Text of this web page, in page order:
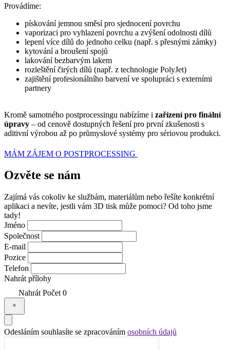
Provádíme:
pískování jemnou směsí pro sjednocení povrchu
vaporizaci pro vyhlazení povrchu a zvýšení odolnosti dílů
lepení více dílů do jednoho celku (např. s přesnými zámky)
kytování a broušení spojů
lakování bezbarvým lakem
rozleštění čirých dílů (např. z technologie PolyJet)
zajištění profesionálního barvení ve spolupráci s externími
partnery
Kromě samotného postprocessingu nabízíme i zařízení pro finální
úpravy – od cenově dostupných řešení pro první zkušenosti s
aditivní výrobou až po průmyslové systémy pro sériovou produkci.
MÁM ZÁJEM O POSTPROCESSING
Ozvěte se nám
Zajímá vás cokoliv ke službám, materiálům nebo řešíte konkrétní
aplikaci a nevíte, jestli vám 3D tisk může pomoci? Od toho jsme
tady!
Jméno
Společnost
E-mail
Pozice
Telefon
Nahrát přílohy
Nahrát Počet 0
Odesláním souhlasíte se zpracováním osobních údajů